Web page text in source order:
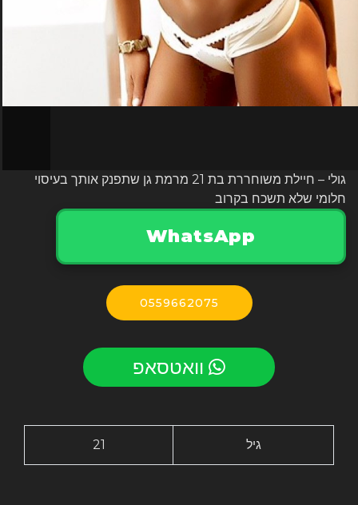
גולי – חיילת משוחררת בת 21 מרמת גן שתפנק אותך בעיסוי
חלומי שלא תשכח בקרוב
WhatsApp
0559662075
21 גיל